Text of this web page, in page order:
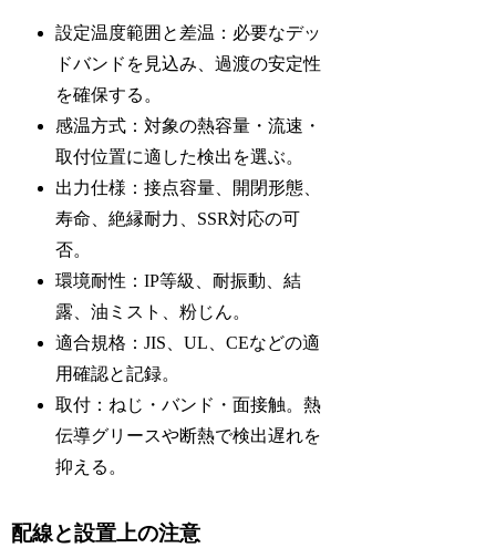
設定温度範囲と差温：必要なデッ
ドバンドを見込み、過渡の安定性
を確保する。
感温方式：対象の熱容量・流速・
取付位置に適した検出を選ぶ。
出力仕様：接点容量、開閉形態、
寿命、絶縁耐力、SSR対応の可
否。
環境耐性：IP等級、耐振動、結
露、油ミスト、粉じん。
適合規格：JIS、UL、CEなどの適
用確認と記録。
取付：ねじ・バンド・面接触。熱
伝導グリースや断熱で検出遅れを
抑える。
配線と設置上の注意